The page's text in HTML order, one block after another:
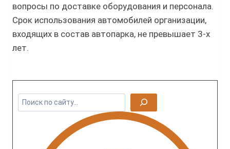
вопросы по доставке оборудования и персонала.
Срок использования автомобилей организации,
входящих в состав автопарка, не превышает 3-х
лет.
П
о